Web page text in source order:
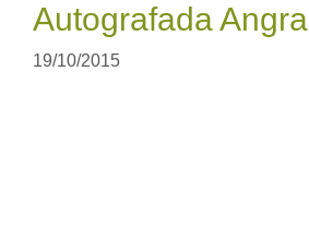
Autografada Angra
19/10/2015